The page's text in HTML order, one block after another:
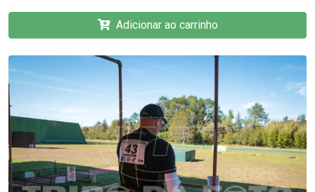
Adicionar ao carrinho